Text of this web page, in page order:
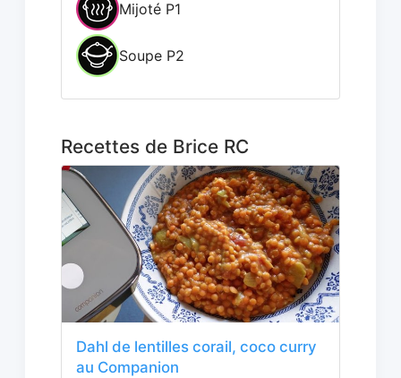
Mijoté P1
Soupe P2
Recettes de Brice RC
Dahl de lentilles corail, coco curry
au Companion